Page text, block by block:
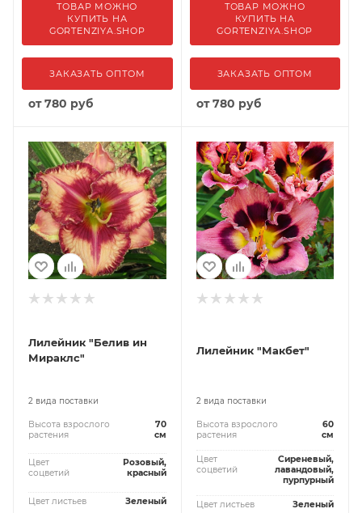
ТОВАР МОЖНО
КУПИТЬ НА
GORTENZIYA.SHOP
ЗАКАЗАТЬ ОПТОМ
от780 руб
ТОВАР МОЖНО
КУПИТЬ НА
GORTENZIYA.SHOP
ЗАКАЗАТЬ ОПТОМ
от780 руб
Лилейник "Белив ин
Мираклc"
2 вида поставки
Высота взрослого
растения
70
см
Цвет
соцветий
Розовый,
красный
Цвет листьев Зеленый
Лилейник "Макбет"
2 вида поставки
Высота взрослого
растения
60
см
Цвет
соцветий
Сиреневый,
лавандовый,
пурпурный
Цвет листьев Зеленый